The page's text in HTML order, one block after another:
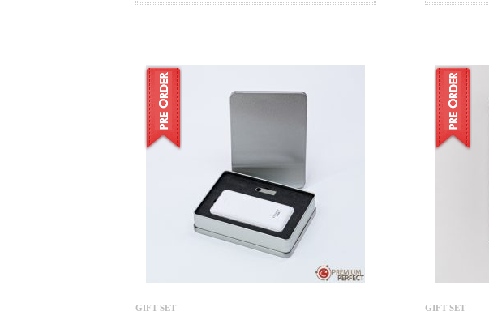
GIFT SET GIFT SET